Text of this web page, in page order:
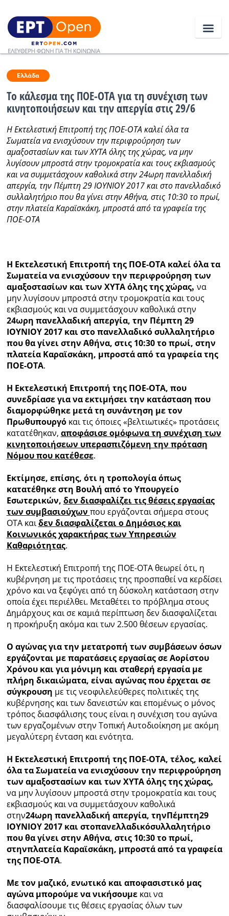
Ειδήσεις
Ελλάδα
Κοινωνία
Πολιτική
Οικονομία
Αθλητικά
Κόσμος
Εκπομπές
Πολιτισμός
Ελλάδα
Το κάλεσμα της ΠΟΕ-ΟΤΑ για τη συνέχιση των
κινητοποιήσεων και την απεργία στις 29/6
Η Εκτελεστική Επιτροπή της ΠΟΕ-ΟΤΑ καλεί όλα τα
Σωματεία να ενισχύσουν την περιφρούρηση των
αμαξοστασίων και των ΧΥΤΑ όλης της χώρας, να μην
λυγίσουν μπροστά στην τρομοκρατία και τους εκβιασμούς
και να συμμετάσχουν καθολικά στην 24ωρη πανελλαδική
απεργία, την Πέμπτη 29 ΙΟΥΝΙΟΥ 2017 και στο πανελλαδικό
συλλαλητήριο που θα γίνει στην Αθήνα, στις 10:30 το πρωί,
στην πλατεία Καραϊσκάκη, μπροστά από τα γραφεία της
ΠΟΕ-ΟΤΑ
Η Εκτελεστική Επιτροπή της ΠΟΕ-ΟΤΑ καλεί όλα τα
Σωματεία να ενισχύσουν την περιφρούρηση των
αμαξοστασίων και των ΧΥΤΑ όλης της χώρας, να
μην λυγίσουν μπροστά στην τρομοκρατία και τους
εκβιασμούς και να συμμετάσχουν καθολικά στην
24ωρη πανελλαδική απεργία, την Πέμπτη 29
ΙΟΥΝΙΟΥ 2017 και στο πανελλαδικό συλλαλητήριο
που θα γίνει στην Αθήνα, στις 10:30 το πρωί, στην
πλατεία Καραϊσκάκη, μπροστά από τα γραφεία της
ΠΟΕ-ΟΤΑ.
Η Εκτελεστική Επιτροπή της ΠΟΕ-ΟΤΑ, που
συνεδρίασε για να εκτιμήσει την κατάσταση που
διαμορφώθηκε μετά τη συνάντηση με τον
Πρωθυπουργό και τις όποιες «βελτιωτικές» προτάσεις
κατατέθηκαν, αποφάσισε ομόφωνα τη συνέχιση των
κινητοποιήσεων υπερασπιζόμενη την πρόταση
Νόμου που κατέθεσε.
Εκτίμησε, επίσης, ότι η τροπολογία όπως
κατατέθηκε στη Βουλή από το Υπουργείο
Εσωτερικών, δεν διασφαλίζει τις θέσεις εργασίας
των συμβασιούχων που εργάζονται σήμερα στους
ΟΤΑ καιδεν διασφαλίζεται ο Δημόσιος και
Κοινωνικός χαρακτήρας των Υπηρεσιών
Καθαριότητας.
Η Εκτελεστική Επιτροπή της ΠΟΕ-ΟΤΑ θεωρεί ότι, η
κυβέρνηση με τις προτάσεις της προσπαθεί να κερδίσει
χρόνο και να ξεφύγει από τη δύσκολη κατάσταση στην
οποία έχει περιέλθει. Μεταθέτει το πρόβλημα στους
Δημάρχους και σε καμιά περίπτωση δεν διασφαλίζεται
η προκήρυξη ακόμα και των 2.500 θέσεων εργασίας.
Ο αγώνας για την μετατροπή των συμβάσεων όσων
εργάζονται με παρατάσεις εργασίας σε Αορίστου
Χρόνου και για μόνιμη και σταθερή εργασία με
πλήρη δικαιώματα, είναι αγώνας που έρχεται σε
σύγκρουση με τις νεοφιλελεύθερες πολιτικές της
κυβέρνησης και των δανειστών και επομένως ο μόνος
τρόπος διασφάλισης τους είναι η συνέχιση του αγώνα
των εργαζομένων στην Τοπική Αυτοδιοίκηση με ακόμη
μεγαλύτερη ένταση και ενότητα.
Η Εκτελεστική Επιτροπή της ΠΟΕ-ΟΤΑ, τέλος, καλεί
όλα τα Σωματεία να ενισχύσουν την περιφρούρηση
των αμαξοστασίων και των ΧΥΤΑ όλης της χώρας,
να μην λυγίσουν μπροστά στην τρομοκρατία και τους
εκβιασμούς και να συμμετάσχουν καθολικά
στην24ωρη πανελλαδική απεργία, τηνΠέμπτη29
ΙΟΥΝΙΟΥ 2017 και στοπανελλαδικόσυλλαλητήριο
που θα γίνει στην Αθήνα, στις 10:30 το πρωί,
στηνπλατεία Καραϊσκάκη, μπροστά από τα γραφεία
της ΠΟΕ-ΟΤΑ.
Με τον μαζικό, ενωτικό και αποφασιστικό μας
αγώνα μπορούμε να νικήσουμε και να
διασφαλίσουμε τις θέσεις εργασίας όλων των